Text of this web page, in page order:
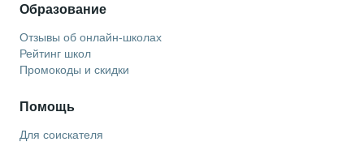
Образование
Отзывы об онлайн-школах
Рейтинг школ
Промокоды и скидки
Помощь
Для соискателя